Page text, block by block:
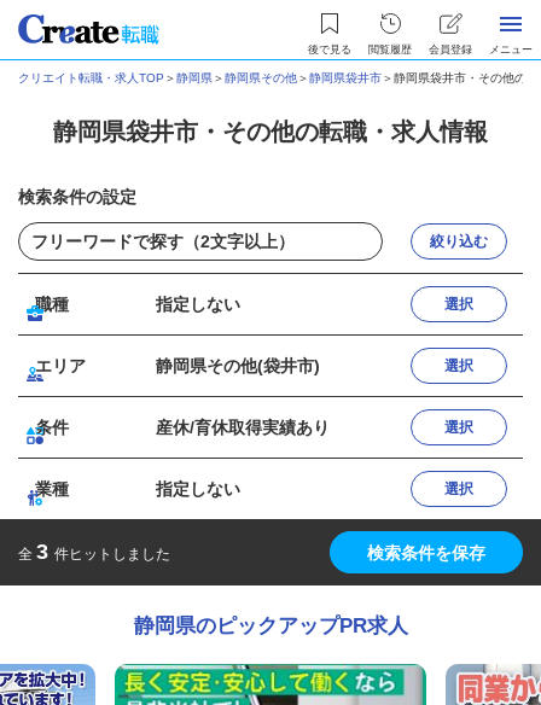
後で見る 閲覧履歴 会員登録 メニュー
クリエイト転職・求人TOP ＞静岡県＞静岡県その他＞静岡県袋井市＞静岡県袋井市・その他の
静岡県袋井市・その他の転職・求人情報
検索条件の設定
絞り込む
職種 指定しない 選択
エリア 静岡県その他(袋井市) 選択
条件 産休/育休取得実績あり 選択
業種 指定しない 選択
全 3 件ヒットしました 検索条件を保存
静岡県のピックアップPR求人